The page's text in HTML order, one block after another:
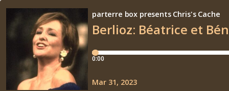
Berlioz: Béatrice et
parterre box presents Chris's Cache
0:00
Mar 31, 2023